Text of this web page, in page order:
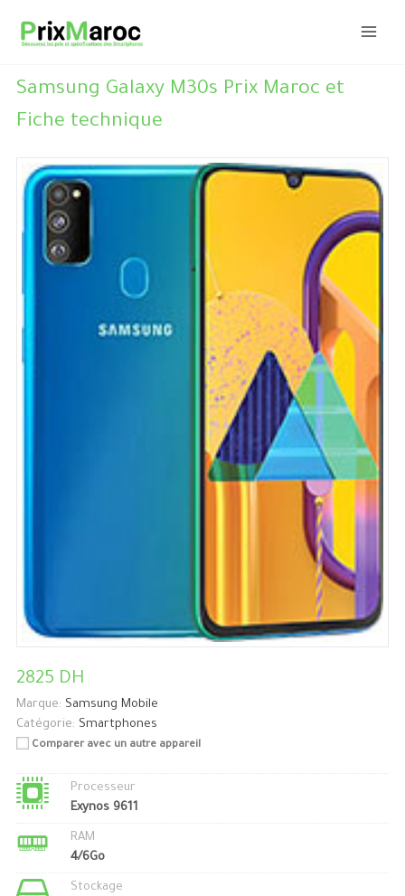
Samsung Galaxy M30s Prix Maroc et
Fiche technique
2825 DH
Marque: Samsung Mobile
Catégorie: Smartphones
Comparer avec un autre appareil
Processeur
Exynos 9611
RAM
4/6Go
Stockage